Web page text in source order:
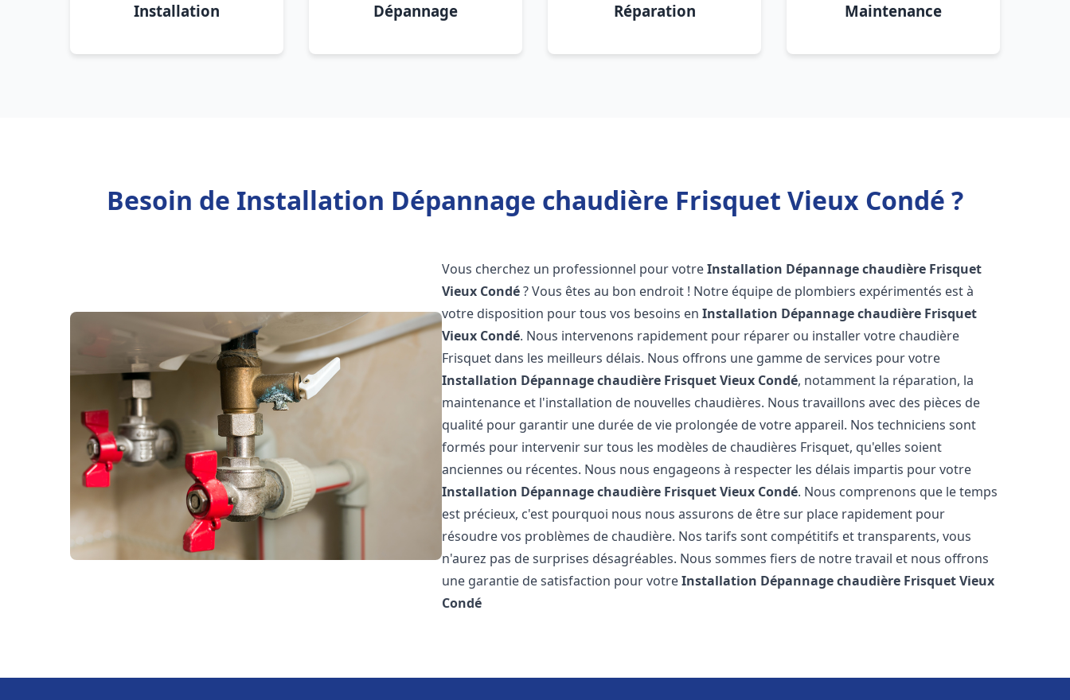
Installation Dépannage Réparation Maintenance
Besoin de Installation Dépannage chaudière Frisquet Vieux Condé ?
Vous cherchez un professionnel pour votreInstallation Dépannage chaudière Frisquet
Vieux Condé? Vous êtes au bon endroit ! Notre équipe de plombiers expérimentés est à
votre disposition pour tous vos besoins enInstallation Dépannage chaudière Frisquet
Vieux Condé. Nous intervenons rapidement pour réparer ou installer votre chaudière
Frisquet dans les meilleurs délais. Nous offrons une gamme de services pour votre
Installation Dépannage chaudière FrisquetVieux Condé, notamment la réparation, la
maintenance et l'installation de nouvelles chaudières. Nous travaillons avec des pièces de
qualité pour garantir une durée de vie prolongée de votre appareil. Nos techniciens sont
formés pour intervenir sur tous les modèles de chaudières Frisquet, qu'elles soient
anciennes ou récentes. Nous nous engageons à respecter les délais impartis pour votre
Installation Dépannage chaudière FrisquetVieux Condé. Nous comprenons que le temps
est précieux, c'est pourquoi nous nous assurons de être sur place rapidement pour
résoudre vos problèmes de chaudière. Nos tarifs sont compétitifs et transparents, vous
n'aurez pas de surprises désagréables. Nous sommes fiers de notre travail et nous offrons
une garantie de satisfaction pour votreInstallation Dépannage chaudière FrisquetVieux
Condé